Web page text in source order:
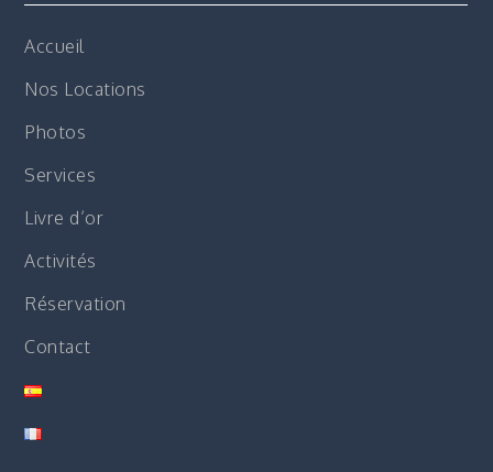
Accueil
Nos Locations
Photos
Services
Livre d’or
Activités
Réservation
Contact